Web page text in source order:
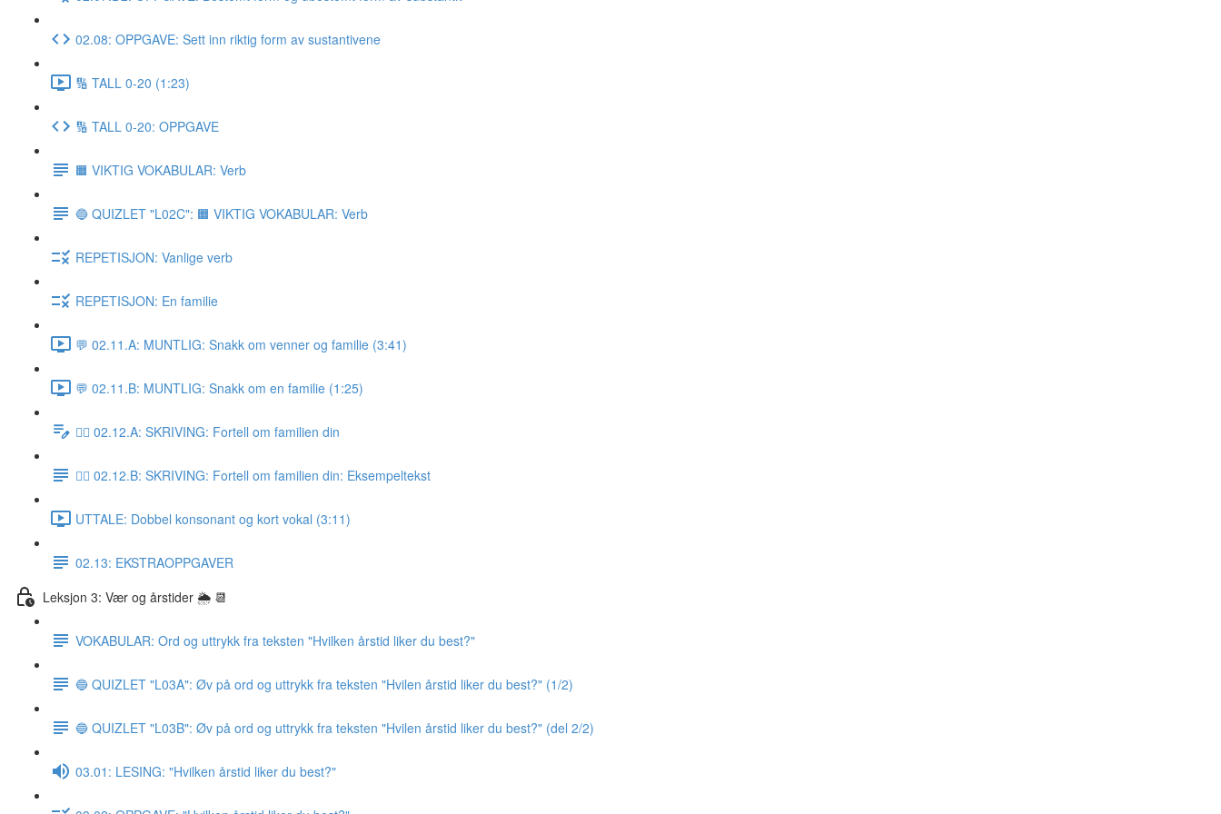
02.08: OPPGAVE: Sett inn riktig form av sustantivene
🔢 TALL 0-20 (1:23)
🔢 TALL 0-20: OPPGAVE
🟧 VIKTIG VOKABULAR: Verb
🔵 QUIZLET "L02C": 🟧 VIKTIG VOKABULAR: Verb
REPETISJON: Vanlige verb
REPETISJON: En familie
💬 02.11.A: MUNTLIG: Snakk om venner og familie (3:41)
💬 02.11.B: MUNTLIG: Snakk om en familie (1:25)
✍🏼 02.12.A: SKRIVING: Fortell om familien din
✍🏼 02.12.B: SKRIVING: Fortell om familien din: Eksempeltekst
UTTALE: Dobbel konsonant og kort vokal (3:11)
02.13: EKSTRAOPPGAVER
Leksjon 3: Vær og årstider 🌦 📆
VOKABULAR: Ord og uttrykk fra teksten "Hvilken årstid liker du best?"
🔵 QUIZLET "L03A": Øv på ord og uttrykk fra teksten "Hvilen årstid liker du best?" (1/2)
🔵 QUIZLET "L03B": Øv på ord og uttrykk fra teksten "Hvilen årstid liker du best?" (del 2/2)
03.01: LESING: "Hvilken årstid liker du best?"